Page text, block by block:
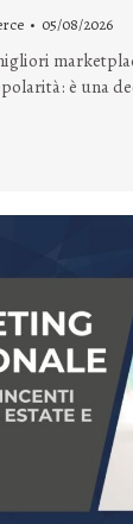
05/08/2026
è una